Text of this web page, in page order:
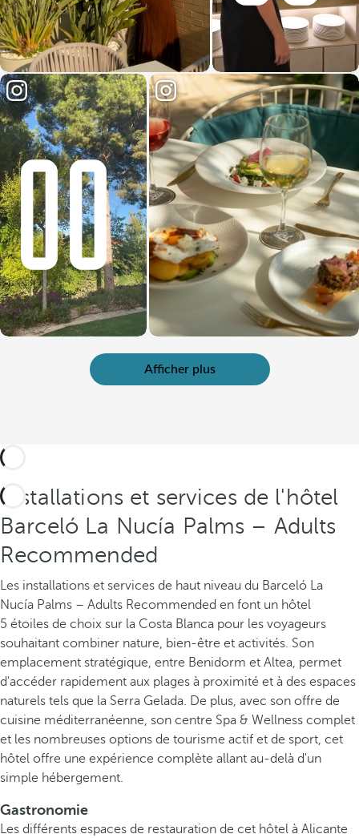
Afficher plus
Installations et services de l'hôtel
Barceló La Nucía Palms – Adults
Recommended
Les installations et services de haut niveau du Barceló La
Nucía Palms – Adults Recommended en font un hôtel
5 étoiles de choix sur la Costa Blanca pour les voyageurs
souhaitant combiner nature, bien-être et activités. Son
emplacement stratégique, entre Benidorm et Altea, permet
d'accéder rapidement aux plages à proximité et à des espaces
naturels tels que la Serra Gelada. De plus, avec son offre de
cuisine méditerranéenne, son centre Spa & Wellness complet
et les nombreuses options de tourisme actif et de sport, cet
hôtel offre une expérience complète allant au-delà d'un
simple hébergement.
Gastronomie
Les différents espaces de restauration de cet hôtel à Alicante